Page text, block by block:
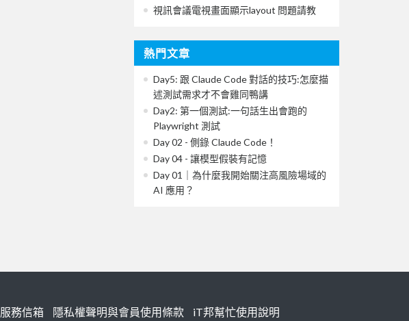
視訊會議電視畫面顯示layout 問題請教
熱門文章
Day5: 跟 Claude Code 對話的技巧:怎麼描
述測試需求才不會雞同鴨講
Day2: 第一個測試:一句話生出會跑的
Playwright 測試
Day 02 - 側錄 Claude Code！
Day 04 - 讓模型假裝有記憶
Day 01｜為什麼我開始關注高風險場域的
AI 應用？
服務信箱 隱私權聲明與會員使用條款 iT邦幫忙使用說明